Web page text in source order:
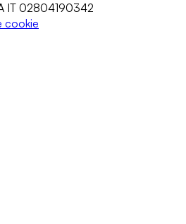
IT 02804190342
cookie